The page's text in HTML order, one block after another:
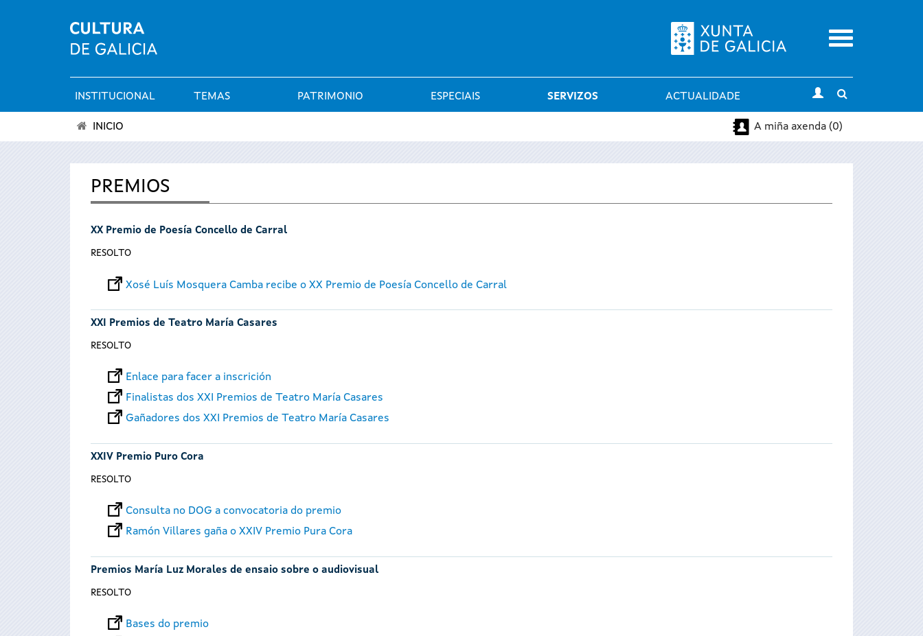
Menu
Menú
principal
INSTITUCIONAL TEMAS PATRIMONIO ESPECIAIS SERVIZOS ACTUALIDADE
search
está
INICIO A miña axenda (0)
PREMIOS
XX Premio de Poesía Concello de Carral
RESOLTO
Xosé Luís Mosquera Camba recibe o XX Premio de Poesía Concello de Carral
XXI Premios de Teatro María Casares
RESOLTO
Enlace para facer a inscrición
Finalistas dos XXI Premios de Teatro María Casares
Gañadores dos XXI Premios de Teatro María Casares
XXIV Premio Puro Cora
RESOLTO
Consulta no DOG a convocatoria do premio
Ramón Villares gaña o XXIV Premio Pura Cora
Premios María Luz Morales de ensaio sobre o audiovisual
RESOLTO
Bases do premio